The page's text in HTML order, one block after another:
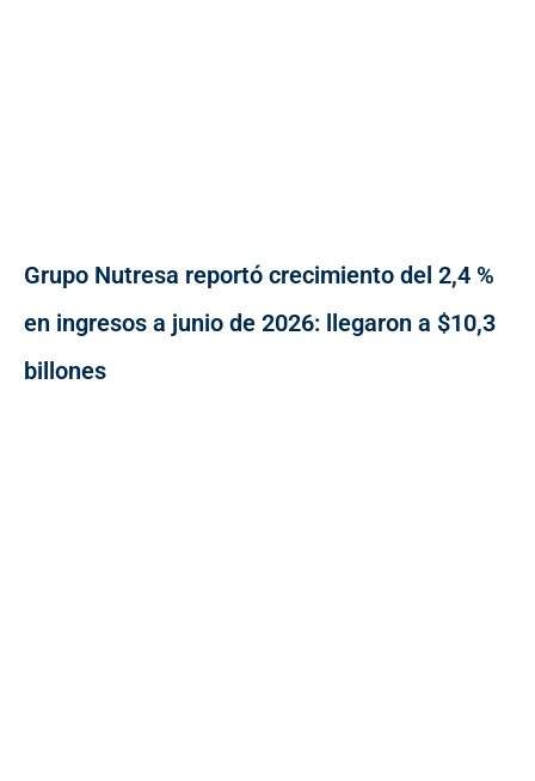
Grupo Nutresa reportó crecimiento del 2,4 %
en ingresos a junio de 2026: llegaron a $10,3
billones